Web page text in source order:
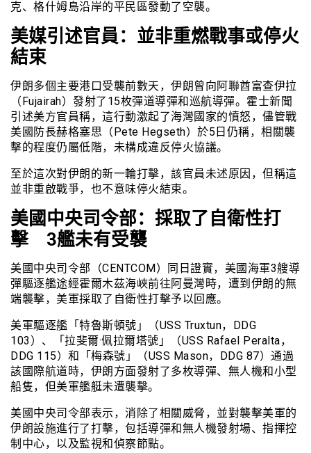
克、格什姆島沿岸的平民區發動了空襲。
美媒引述官員：並非重燃戰事或停火
結束
伊朗多個主要港口受襲前數天，伊朗曾向阿聯酋富查伊拉
（Fujairah）發射了15枚彈道導彈和巡航導彈。霍士新聞
引述美方官員稱，這行動激起了海灣國家的憤怒，儘管戰
美國防長赫格塞思（Pete Hegseth）於5日仍稱，相關襲
擊的程度仍屬低階，未構成違反停火協議。
至於這次對伊朗的新一輪打擊，該官員未述原因，但稱這
並非重啟戰爭，也不意味停火結束。
美國中央司令部：採取了自衛性打
擊 3艦未有受襲
美國中央司令部（CENTCOM）同日證實，美國海軍3艘導
彈驅逐艦途經霍爾木茲海峽前往阿曼灣時，遭到伊朗的無
端襲擊，美軍採取了自衛性打擊予以回應。
美軍驅逐艦「特魯斯頓號」（USS Truxtun，DDG
103）、「拉斐爾·佩拉爾塔號」（USS Rafael Peralta，
DDG 115）和「梅森號」（USS Mason，DDG 87）通過
該國際航道時，伊朗方面發射了多枚導彈、無人機和小型
船隻，但美軍艦艇未遭襲擊。
美國中央司令部表示，消除了相關威脅，並對襲擊美軍的
伊朗設施進行了打擊，包括導彈和無人機發射場、指揮控
制中心，以及監視和偵察節點。